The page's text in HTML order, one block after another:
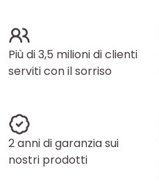
Più di 3,5 milioni di clienti
serviti con il sorriso
2 anni di garanzia sui
nostri prodotti